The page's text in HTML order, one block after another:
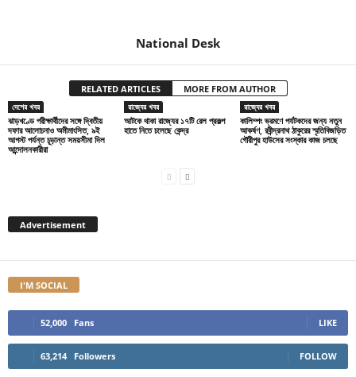
National Desk
RELATED ARTICLES MORE FROM AUTHOR
দেশের খবর
ঝাড়খণ্ডে পরীক্ষার্থীদের সঙ্গে দ্বিতীয়
দফার আলোচনাও অমীমাংসিত, ৯ই
আগস্ট পর্যন্ত চূড়ান্ত সময়সীমা দিল
আন্দোলনকারীরা
রাজ্যের খবর
আটকে থাকা রাজ্যের ১৭টি রেল প্রকল্প
হাতে নিতে চলেছে কেন্দ্র
রাজ্যের খবর
কালিম্পং ভ্রমণে পর্যটকদের জন্য নতুন
আকর্ষণ, রবীন্দ্রনাথ ঠাকুরের স্মৃতিবিজড়িত
গৌরীপুর হাউসের সংস্কার কাজ চলছে
Advertisement
I'M SOCIAL
52,000 Fans LIKE
63,214 Followers FOLLOW